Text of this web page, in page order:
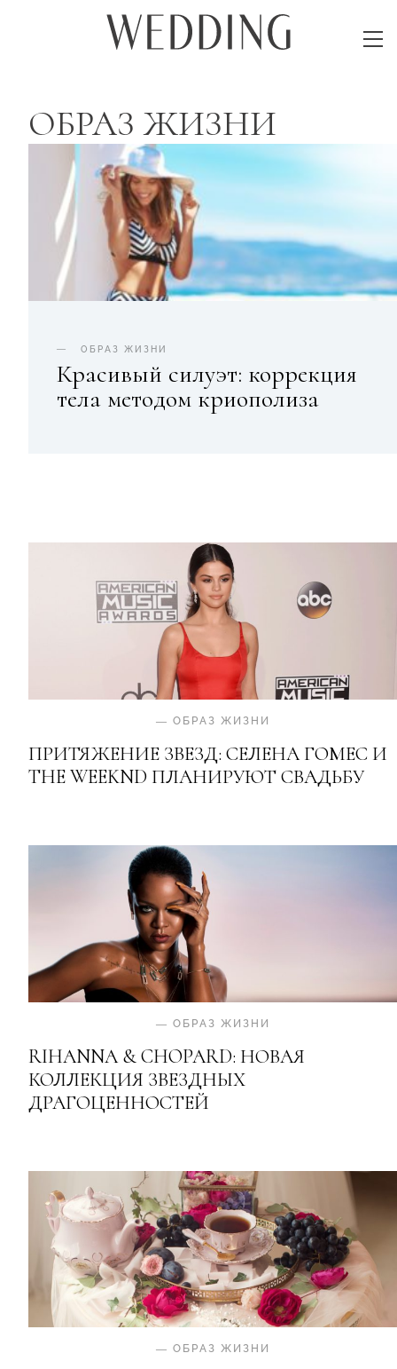
ОБРАЗ ЖИЗНИ
ОБРАЗ ЖИЗНИ
Красивый силуэт: коррекция
тела методом криополиза
— ОБРАЗ ЖИЗНИ
ПРИТЯЖЕНИЕ ЗВЕЗД: СЕЛЕНА ГОМЕС И
THE WEEKND ПЛАНИРУЮТ СВАДЬБУ
— ОБРАЗ ЖИЗНИ
RIHANNA & CHOPARD: НОВАЯ
КОЛЛЕКЦИЯ ЗВЕЗДНЫХ
ДРАГОЦЕННОСТЕЙ
— ОБРАЗ ЖИЗНИ